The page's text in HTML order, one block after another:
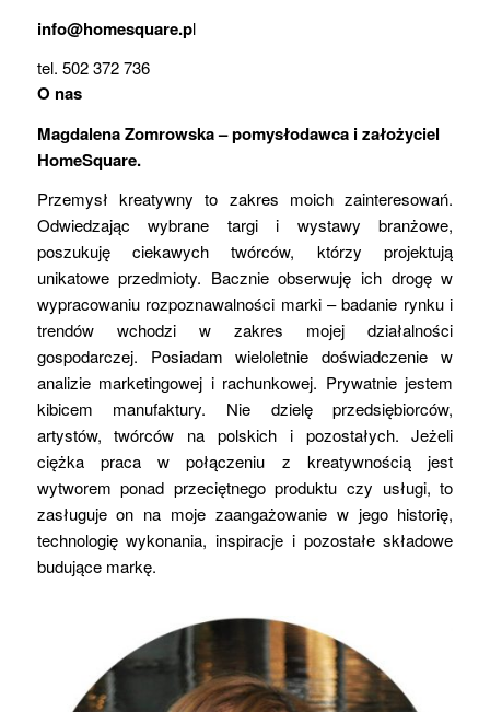
info@homesquare.pl
tel. 502 372 736
O nas
Magdalena Zomrowska – pomysłodawca i założyciel
HomeSquare.
Przemysł kreatywny to zakres moich zainteresowań.
Odwiedzając wybrane targi i wystawy branżowe,
poszukuję ciekawych twórców, którzy projektują
unikatowe przedmioty. Bacznie obserwuję ich drogę w
wypracowaniu rozpoznawalności marki – badanie rynku i
trendów wchodzi w zakres mojej działalności
gospodarczej. Posiadam wieloletnie doświadczenie w
analizie marketingowej i rachunkowej. Prywatnie jestem
kibicem manufaktury. Nie dzielę przedsiębiorców,
artystów, twórców na polskich i pozostałych. Jeżeli
ciężka praca w połączeniu z kreatywnością jest
wytworem ponad przeciętnego produktu czy usługi, to
zasługuje on na moje zaangażowanie w jego historię,
technologię wykonania, inspiracje i pozostałe składowe
budujące markę.